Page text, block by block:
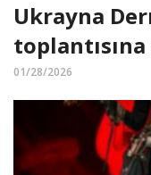
Ukrayna
01/28/2026